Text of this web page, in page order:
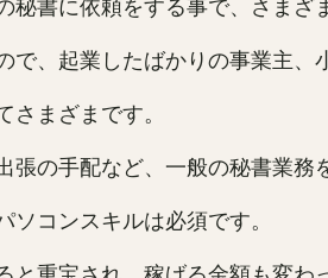
書に依頼をする事で、さまざ
、起業したばかりの事業主、
まざまです。
の手配など、一般の秘書業務
コンスキルは必須です。